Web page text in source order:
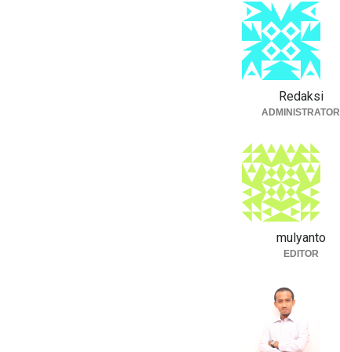
Redaksi
ADMINISTRATOR
mulyanto
EDITOR